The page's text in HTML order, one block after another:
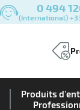
0 494
(International)
Produits